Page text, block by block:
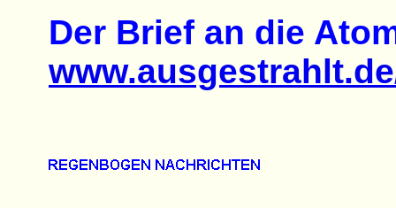
Der Brief an die